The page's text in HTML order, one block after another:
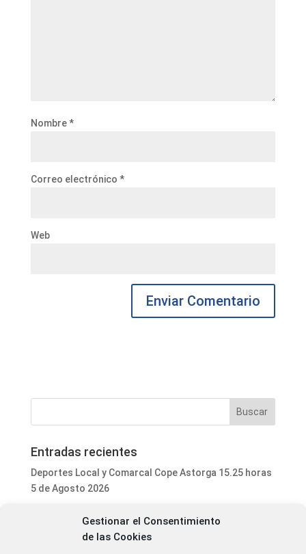
Gestionar el Consentimiento
de las Cookies
Nombre*
Correo electrónico *
Web
Entradas recientes
Deportes Local y Comarcal Cope Astorga 15.25 horas
5 de Agosto 2026
Agosto 2026